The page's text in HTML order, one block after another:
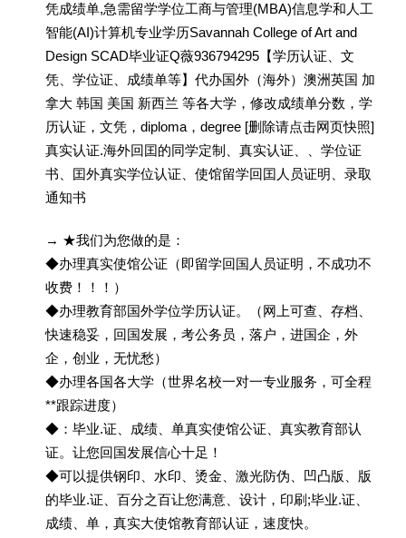
凭成绩单,急需留学学位工商与管理(MBA)信息学和人工
智能(AI)计算机专业学历Savannah College of Art and
Design SCAD毕业证Q薇936794295【学历认证、文
凭、学位证、成绩单等】代办国外（海外）澳洲英国 加
拿大 韩国 美国 新西兰 等各大学，修改成绩单分数，学
历认证，文凭，diploma，degree [删除请点击网页快照]
真实认证.海外回囯的同学定制、真实认证、、学位证
书、囯外真实学位认证、使馆留学回囯人员证明、录取
通知书
→ ★我们为您做的是：
◆办理真实使馆公证（即留学回国人员证明，不成功不
收费！！！）
◆办理教育部国外学位学历认证。（网上可查、存档、
快速稳妥，回国发展，考公务员，落户，进国企，外
企，创业，无忧愁）
◆办理各国各大学（世界名校一对一专业服务，可全程
**跟踪进度）
◆：毕业.证、成绩、单真实使馆公证、真实教育部认
证。让您回国发展信心十足！
◆可以提供钢印、水印、烫金、激光防伪、凹凸版、版
的毕业.证、百分之百让您满意、设计，印刷;毕业.证、
成绩、单，真实大使馆教育部认证，速度快。